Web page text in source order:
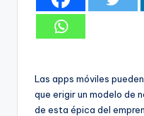
Las apps móviles
que erigir un modelo de
de esta épica del